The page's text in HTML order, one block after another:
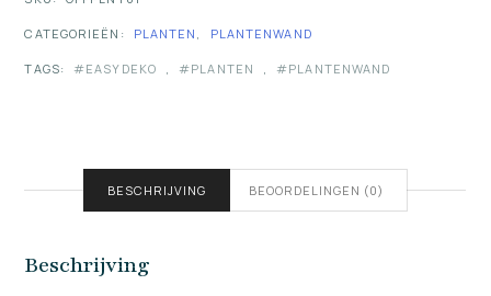
CATEGORIEËN: PLANTEN , PLANTENWAND
TAGS: EASYDEKO , PLANTEN , PLANTENWAND
BESCHRIJVING BEOORDELINGEN (0)
Beschrijving